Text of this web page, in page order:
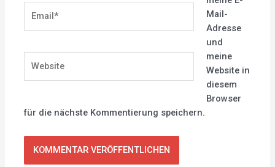
Mail-
Adresse
und
meine
Website in
diesem
Browser
für die nächste Kommentierung speichern.